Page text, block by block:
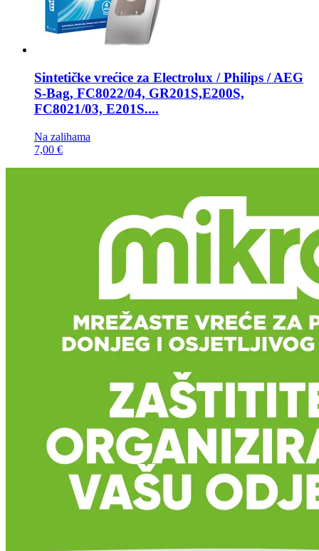
Sintetičke vrećice za Electrolux / Philips / AEG
S-Bag, FC8022/04, GR201S,E200S,
FC8021/03, E201S....
Na zalihama
7,00 €